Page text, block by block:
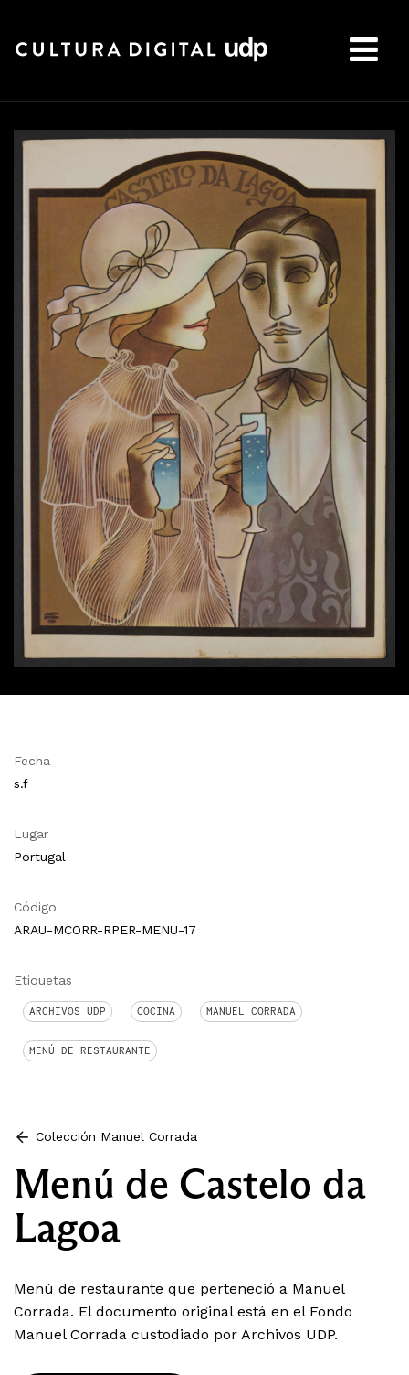
Fecha
s.f
Lugar
Portugal
Código
ARAU-MCORR-RPER-MENU-17
Etiquetas
ARCHIVOS UDP COCINA MANUEL CORRADA
MENÚ DE RESTAURANTE
Colección Manuel Corrada
Menú de Castelo da
Lagoa
Menú de restaurante que perteneció a Manuel
Corrada. El documento original está en el Fondo
Manuel Corrada custodiado por Archivos UDP.